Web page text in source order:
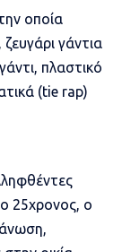
οποία
γάντια
πλαστικό
(tie rap)
25χρονος, ο